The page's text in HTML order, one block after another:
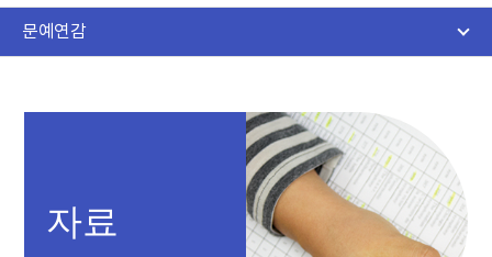
문예연감
자료